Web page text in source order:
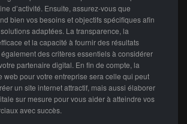
d’activité. Ensuite, assurez-vous que
bien vos besoins et objectifs spécifiques afin
adaptées. La transparence, la
et la capacité à fournir des résultats
des critères essentiels à considérer
partenaire digital. En fin de compte, la
web pour votre entreprise sera celle qui peut
un site internet attractif, mais aussi élaborer
sur mesure pour vous aider à atteindre vos
avec succès.